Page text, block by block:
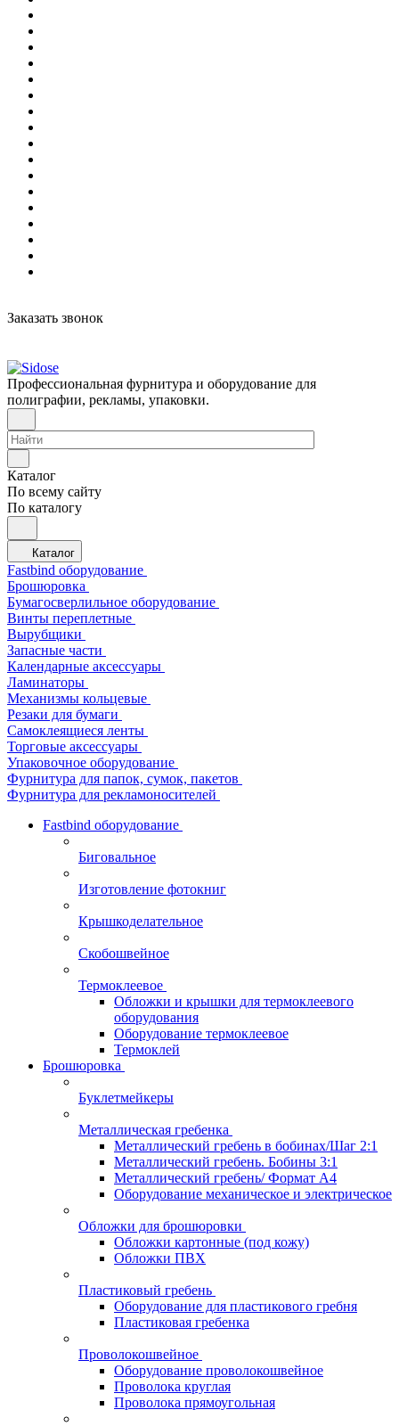
Заказать звонок
Профессиональная фурнитура и оборудование для
полиграфии, рекламы, упаковки.
Каталог
По всему сайту
По каталогу
Каталог
Fastbind оборудование
Брошюровка
Бумагосверлильное оборудование
Винты переплетные
Вырубщики
Запасные части
Календарные аксессуары
Ламинаторы
Механизмы кольцевые
Резаки для бумаги
Самоклеящиеся ленты
Торговые аксессуары
Упаковочное оборудование
Фурнитура для папок, сумок, пакетов
Фурнитура для рекламоносителей
Fastbind оборудование
Биговальное
Изготовление фотокниг
Крышкоделательное
Скобошвейное
Термоклеевое
Обложки и крышки для термоклеевого
оборудования
Оборудование термоклеевое
Термоклей
Брошюровка
Буклетмейкеры
Металлическая гребенка
Металлический гребень в бобинах/Шаг 2:1
Металлический гребень. Бобины 3:1
Металлический гребень/ Формат А4
Оборудование механическое и электрическое
Обложки для брошюровки
Обложки картонные (под кожу)
Обложки ПВХ
Пластиковый гребень
Оборудование для пластикового гребня
Пластиковая гребенка
Проволокошвейное
Оборудование проволокошвейное
Проволока круглая
Проволока прямоугольная